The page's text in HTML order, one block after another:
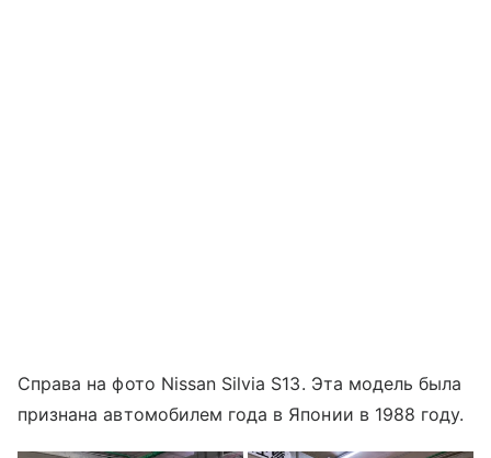
Справа на фото Nissan Silvia S13. Эта модель была
признана автомобилем года в Японии в 1988 году.